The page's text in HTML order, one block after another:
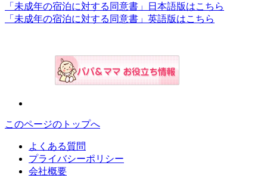
「未成年の宿泊に対する同意書」日本語版はこちら
「未成年の宿泊に対する同意書」英語版はこちら
このページのトップへ
よくある質問
プライバシーポリシー
会社概要